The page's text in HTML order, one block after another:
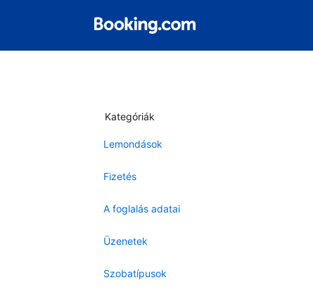
Kategóriák
Lemondások
Fizetés
A foglalás adatai
Üzenetek
Szobatípusok